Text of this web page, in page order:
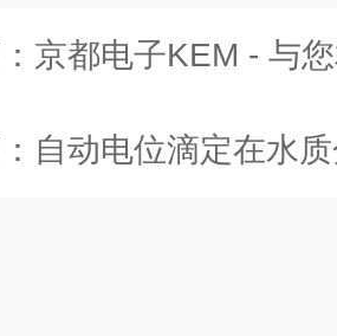
京都电子KEM - 与您相约北京分析测
自动电位滴定在水质分